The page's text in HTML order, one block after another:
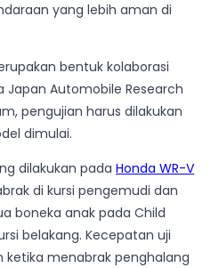
yang lebih aman di
bentuk kolaborasi
Japan Automobile Research
pengujian harus dilakukan
dimulai.
dilakukan pada Honda WR-V
di kursi pengemudi dan
boneka anak pada Child
belakang. Kecepatan uji
menabrak penghalang